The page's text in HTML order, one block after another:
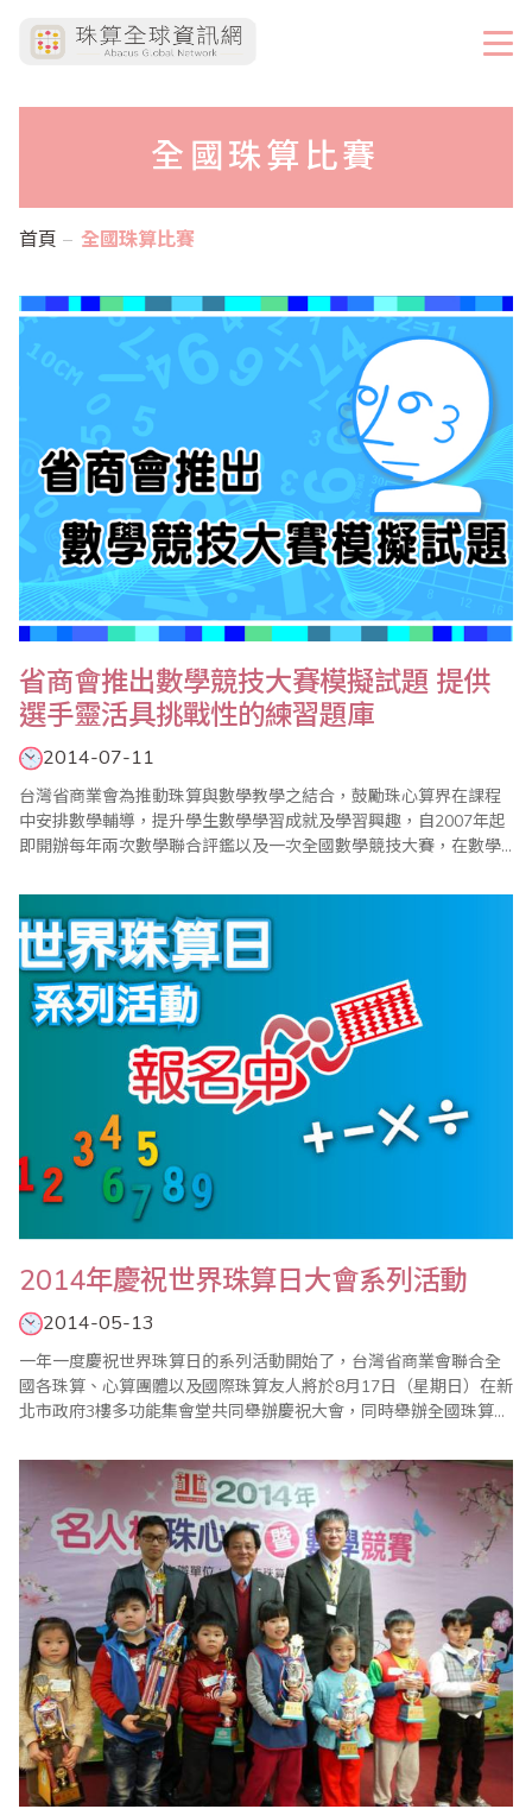
全國珠算比賽
首頁 全國珠算比賽
省商會推出數學競技大賽模擬試題 提供
選手靈活具挑戰性的練習題庫
2014-07-11
台灣省商業會為推動珠算與數學教學之結合，鼓勵珠心算界在課程
中安排數學輔導，提升學生數學學習成就及學習興趣，自2007年起
即開辦每年兩次數學聯合評鑑以及一次全國數學競技大賽，在數學
學好數學的目標。同時由於省商會的數學評鑑及競技大賽試題頗受
好評，學生及家長不斷呼籲省商會編印相關模擬試題，以提供考區
配合評鑑及比賽參加學生練習使用，在經過一段時間的..
2014年慶祝世界珠算日大會系列活動
2014-05-13
一年一度慶祝世界珠算日的系列活動開始了，台灣省商業會聯合全
國各珠算、心算團體以及國際珠算友人將於8月17日（星期日）在新
北市政府3樓多功能集會堂共同舉辦慶祝大會，同時舉辦全國珠算比
暨國際觀摩賽、祖孫樂活珠算趣味競賽等系列活動，歡迎踴躍報名